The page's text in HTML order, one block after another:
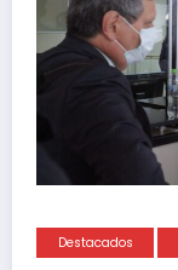
Destacados